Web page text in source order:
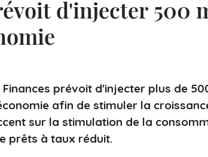
d'injecter 500
prévoit d'injecter plus de
afin de stimuler la
sur la stimulation de la
prêts à taux réduit.